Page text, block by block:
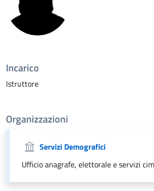
Incarico
Istruttore
Organizzazioni
Servizi Demografici
Ufficio anagrafe, elettorale e servizi